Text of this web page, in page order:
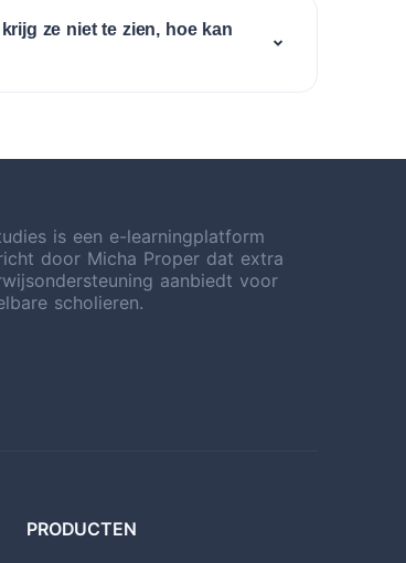
ze niet te zien, hoe kan
is een e-learningplatform
door Micha Proper dat extra
aanbiedt voor
scholieren.
PRODUCTEN